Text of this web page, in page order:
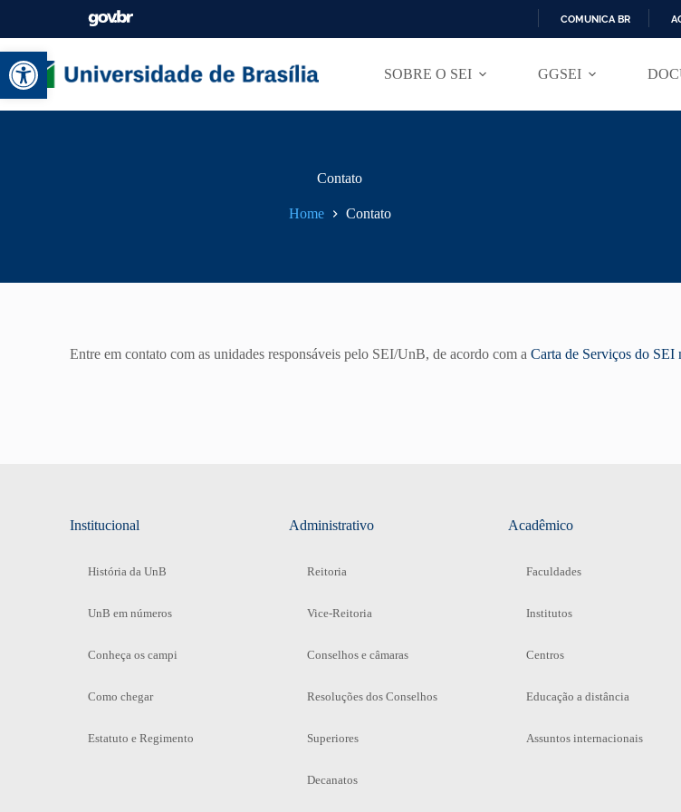
Abrir a barra de ferramentas
R
COMUNICA BR
SOBRE O SEI GGSEI
Contato
Home Contato
Entre em contato com as unidades responsáveis pelo SEI/UnB, de acordo com aCarta de Serviços do SEI
Institucional
História da UnB
UnB em números
Conheça os campi
Como chegar
Estatuto e Regimento
Administrativo
Reitoria
Vice-Reitoria
Conselhos e câmaras
Resoluções dos Conselhos
Superiores
Decanatos
Acadêmico
Faculdades
Institutos
Centros
Educação a distância
Assuntos internacionais